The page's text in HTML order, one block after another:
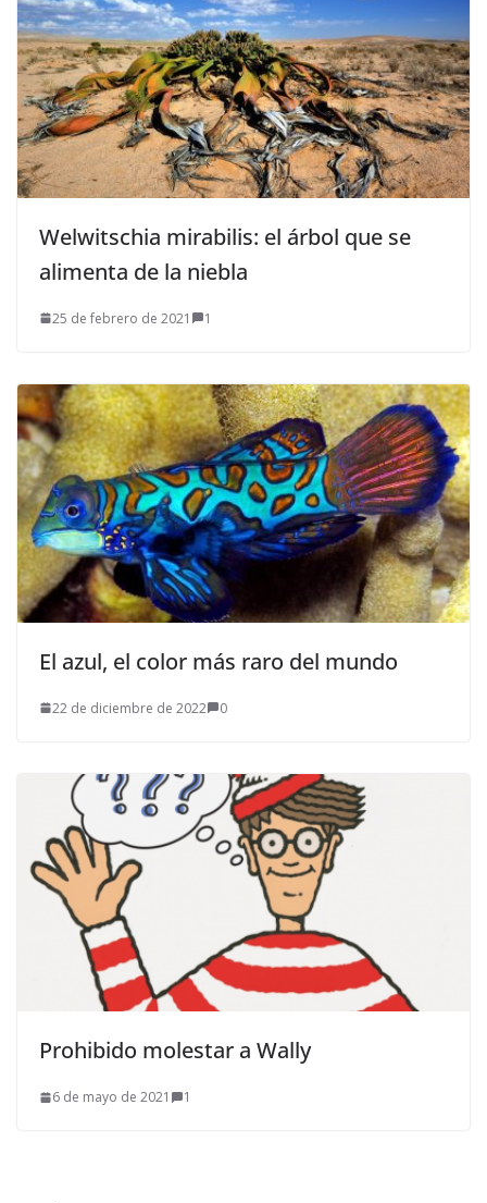
Welwitschia mirabilis: el árbol que se
alimenta de la niebla
25 de febrero de 2021 1
El azul, el color más raro del mundo
22 de diciembre de 2022 0
Prohibido molestar a Wally
6 de mayo de 2021 1